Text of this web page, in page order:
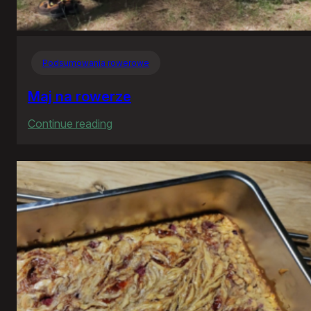
Podsumowania rowerowe
Maj na rowerze
Continue reading
na
rowerze